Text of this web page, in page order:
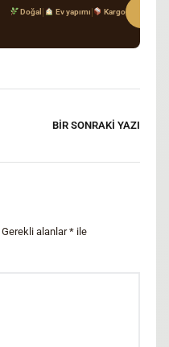
Kayseri tarifi · Kimyasal katkı yok ·
Doğal | Ev yapımı| Kargo
BİR SONRAKİ YAZI
Gerekli alanlar* ile